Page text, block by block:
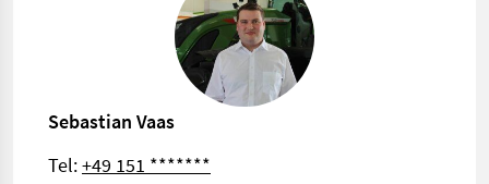
Sebastian Vaas
Tel:+49 151 *******